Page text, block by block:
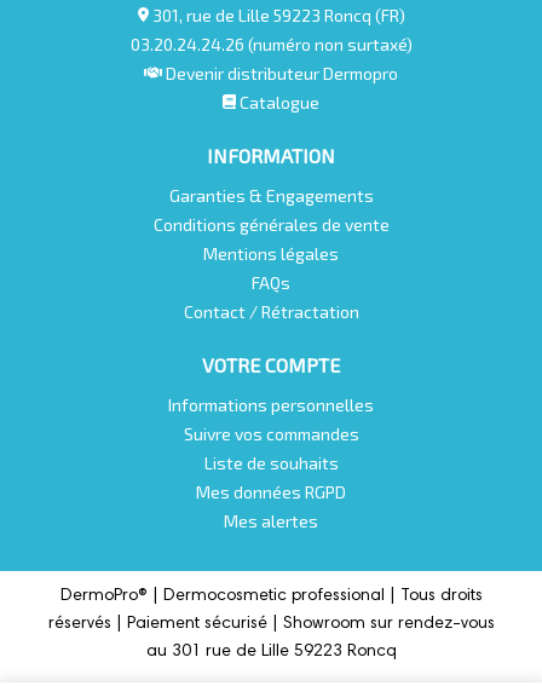
301, rue de Lille 59223 Roncq (FR)
03.20.24.24.26 (numéro non surtaxé)
Devenir distributeur Dermopro
Catalogue
INFORMATION
Garanties & Engagements
Conditions générales de vente
Mentions légales
FAQs
Contact / Rétractation
VOTRE COMPTE
Informations personnelles
Suivre vos commandes
Liste de souhaits
Mes données RGPD
Mes alertes
DermoPro® | Dermocosmetic professional |
Tous droits
réservés | Paiement sécurisé | Showroom sur rendez-vous
au 301 rue de Lille 59223 Roncq